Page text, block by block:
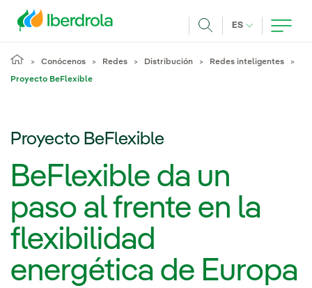
ES IDIOMA
Conócenos Redes Distribución Redes inteligentes
Proyecto BeFlexible
Proyecto BeFlexible
BeFlexible da un
paso al frente en la
flexibilidad
energética de Europa